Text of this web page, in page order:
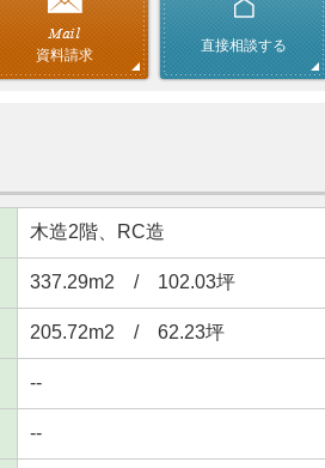
資料請求
直接相談する
木造2階、RC造
337.29m2 / 102.03坪
205.72m2 / 62.23坪
--
--